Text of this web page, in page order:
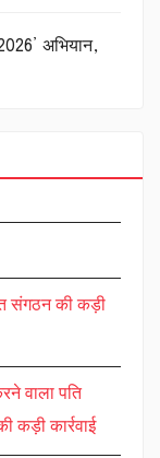
अभियान,
संगठन की कड़ी
वाला पति
कड़ी कार्रवाई